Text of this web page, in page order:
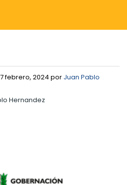
febrero, 2024 por Juan Pablo
Hernandez